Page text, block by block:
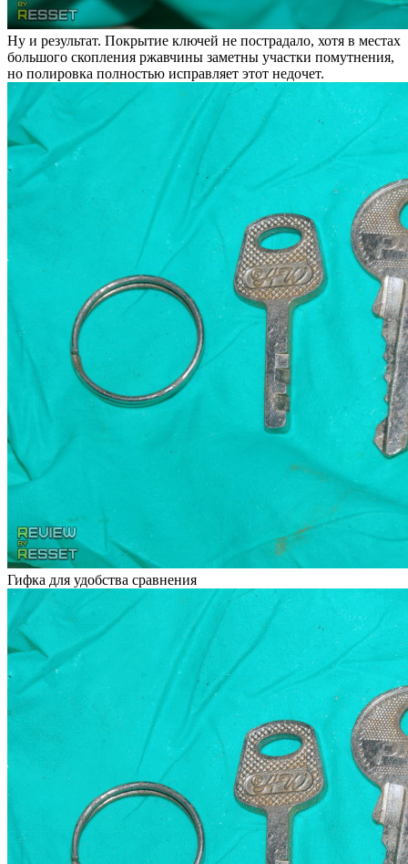
Ну и результат. Покрытие ключей не пострадало, хотя в местах
большого скопления ржавчины заметны участки помутнения,
но полировка полностью исправляет этот недочет.
Гифка для удобства сравнения